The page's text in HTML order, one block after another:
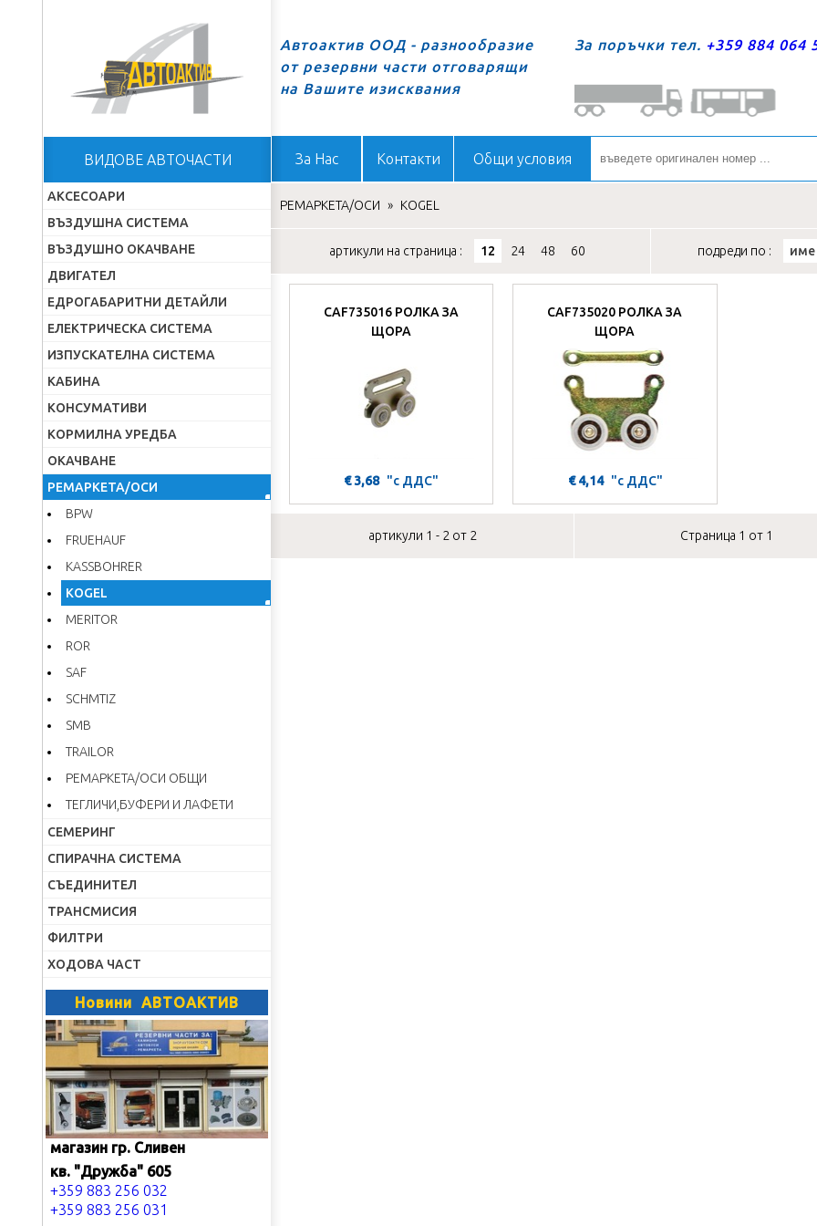
Начало
ВИДОВЕ АВТОЧАСТИ
Автоактив ООД - разнообразие
от резервни части отговарящи
на Вашите изисквания
За поръчки тел. +359 884 064
За Нас Контакти Общи условия
АКСЕСОАРИ
ВЪЗДУШНА СИСТЕМА
ВЪЗДУШНО ОКАЧВАНЕ
ДВИГАТЕЛ
ЕДРОГАБАРИТНИ ДЕТАЙЛИ
ЕЛЕКТРИЧЕСКА СИСТЕМА
ИЗПУСКАТЕЛНА СИСТЕМА
КАБИНА
КОНСУМАТИВИ
КОРМИЛНА УРЕДБА
ОКАЧВАНЕ
РЕМАРКЕТА/ОСИ
BPW
FRUEHAUF
KASSBOHRER
KOGEL
MERITOR
ROR
SAF
SCHMTIZ
SMB
TRAILOR
РЕМАРКЕТА/ОСИ ОБЩИ
ТЕГЛИЧИ,БУФЕРИ И ЛАФЕТИ
СЕМЕРИНГ
СПИРАЧНА СИСТЕМА
СЪЕДИНИТЕЛ
ТРАНСМИСИЯ
ФИЛТРИ
ХОДОВА ЧАСТ
Новини АВТОАКТИВ
магазин гр. Сливен
кв. "Дружба" 605
+359 883 256 032
+359 883 256 031
РЕМАРКЕТА/ОСИ » KOGEL
артикули на страница : 12 24 48 60 подреди по : име
CAF735016 РОЛКА ЗА
ЩОРА
€ 3,68 "с ДДС"
CAF735020 РОЛКА ЗА
ЩОРА
€ 4,14 "с ДДС"
артикули 1 - 2 от 2 Страница 1 от 1